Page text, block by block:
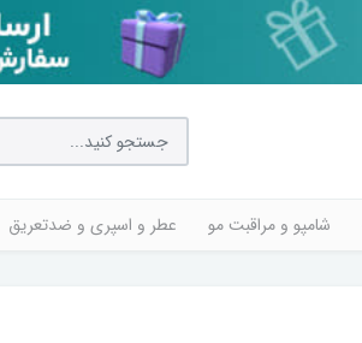
شامپو و مراقبت مو عطر و اسپری و ضدتعریق